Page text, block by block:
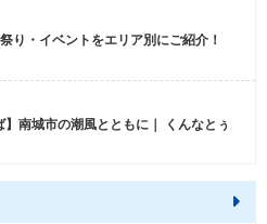
り・イベントをエリア別にご紹介！
】南城市の潮風とともに｜ くんなとぅ